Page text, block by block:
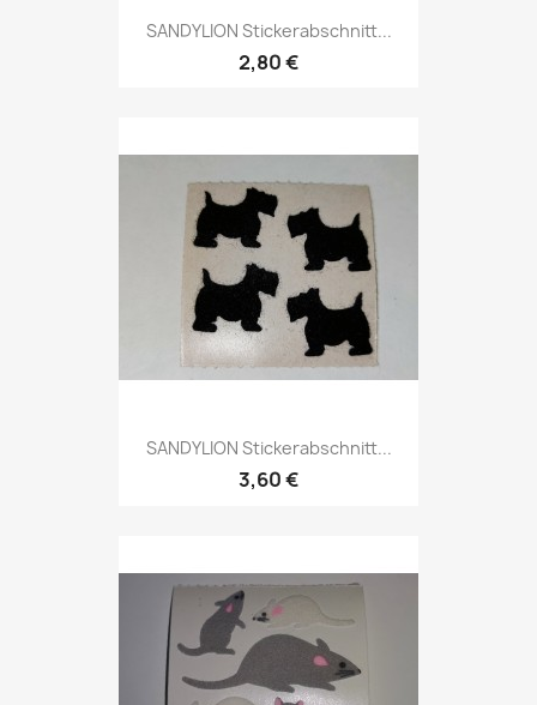
SANDYLION Stickerabschnitt...
2,80 €
SANDYLION Stickerabschnitt...
3,60 €